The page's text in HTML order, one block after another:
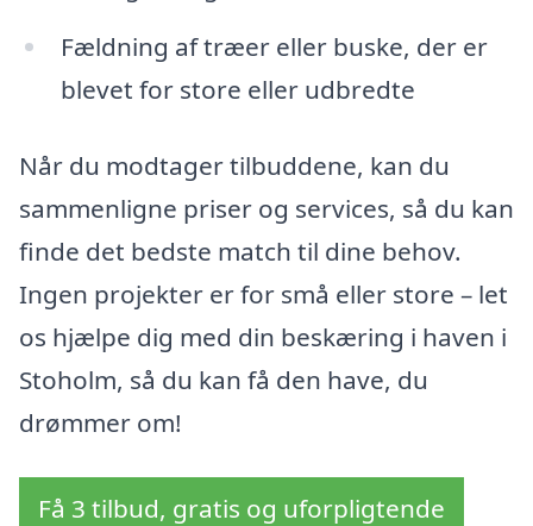
Fældning af træer eller buske, der er
blevet for store eller udbredte
Når du modtager tilbuddene, kan du
sammenligne priser og services, så du kan
finde det bedste match til dine behov.
Ingen projekter er for små eller store – let
os hjælpe dig med din beskæring i haven i
Stoholm, så du kan få den have, du
drømmer om!
Få 3 tilbud, gratis og uforpligtende